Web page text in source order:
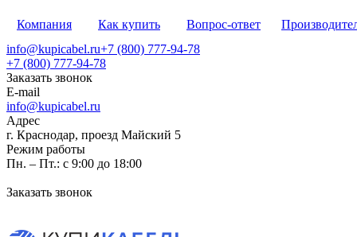
Компания Как купить Вопрос-ответ
info@kupicabel.ru+7 (800) 777-94-78
+7 (800) 777-94-78
Заказать звонок
E-mail
info@kupicabel.ru
Адрес
г. Краснодар, проезд Майский 5
Режим работы
Пн. – Пт.: с 9:00 до 18:00
Заказать звонок